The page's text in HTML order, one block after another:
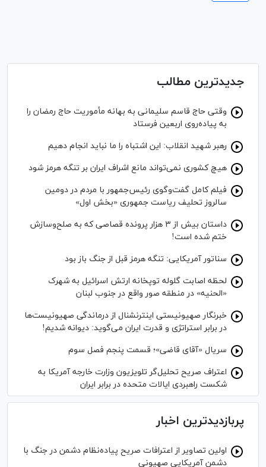
جدیدترین مطالب
وقتی حاج قاسم سلیمانی به بهانه مأموریت حاج رمضان را
به پیاده‌روی اربعین فرستاد
رهبر شهید انقلاب: این اشتباه را ما نباید انجام دهیم
هیچ کشوری نمی‌تواند مانع اشراف ایران بر تنگه هرمز شود
فیلم کامل گفت‌وگوی رئیس‌جمهور با مردم در دومین
سالروز تحلیف ریاست جمهوری «بخش اول»
داستان بیش از ۳ هزار پرونده قصاصی که به صلح‌وسازش
ختم شده است!
سناتور آمریکایی: تنگه هرمز قبل از جنگ باز بود
لحظه اصابت گلوله توپخانه ارتش اسرائیل به شهرک
«الحنیه» در منطقه صور واقع در جنوب لبنان
خبرنگار صهیونیستی اینترنشنال از درماندگی صهیونیست‌ها
در برابر استراتژی و قدرت ایران می‌گوید: دیوانه شدیم!
سریال «آقای قاضی»؛ قسمت پنجم فصل سوم
اعتراف صریح تحلیل‌گر تلویزیون وزارت خارجه آمریکا به
شکست راهبردی ایالات متحده در برابر ایران
پربازدیدترین اخبار
اولین تصاویر از اعترافات صریح پیاده‌نظام‌ دشمن در جنگ با
دشمن آمریکایی صهیونی